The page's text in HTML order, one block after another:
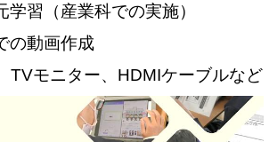
学習（産業科での実施）
の動画作成
TVモニター、HDMIケーブルなど